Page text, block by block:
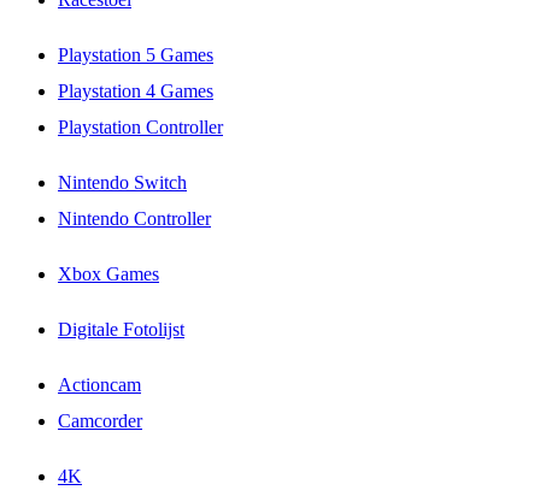
Playstation 5 Games
Playstation 4 Games
Playstation Controller
Nintendo Switch
Nintendo Controller
Xbox Games
Digitale Fotolijst
Actioncam
Camcorder
4K